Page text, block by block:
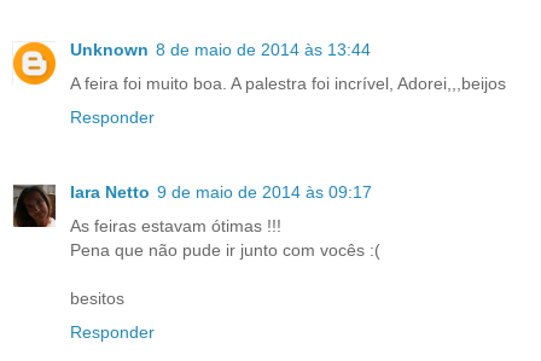
Unknown 8 de maio de 2014 às 13:44
A feira foi muito boa. A palestra foi incrível, Adorei,,,beijos
Responder
Iara Netto 9 de maio de 2014 às 09:17
As feiras estavam ótimas !!!
Pena que não pude ir junto com vocês :(
besitos
Responder